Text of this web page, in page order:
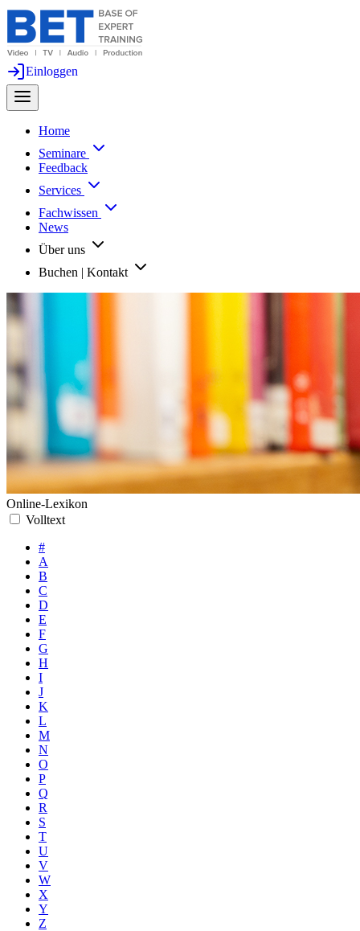
Einloggen
Home
Seminare
Feedback
Services
Fachwissen
News
Über uns
Buchen | Kontakt
Online-Lexikon
Volltext
#
A
B
C
D
E
F
G
H
I
J
K
L
M
N
O
P
Q
R
S
T
U
V
W
X
Y
Z